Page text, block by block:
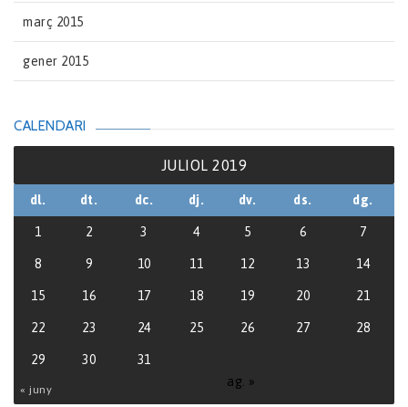
març 2015
gener 2015
CALENDARI
JULIOL 2019
dl. dt. dc. dj. dv. ds. dg.
« juny
ag. »
1 2 3 4 5 6 7
8 9 10 11 12 13 14
15 16 17 18 19 20 21
22 23 24 25 26 27 28
29 30 31